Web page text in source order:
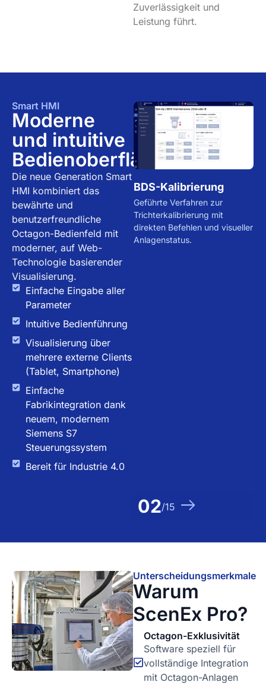
Zuverlässigkeit und
Leistung führt.
Smart HMI
Moderne
und intuitive
Bedienoberfläche
Die neue Generation Smart
HMI kombiniert das
bewährte und
benutzerfreundliche
Octagon-Bedienfeld mit
moderner, auf Web-
Technologie basierender
Visualisierung.
Einfache Eingabe aller
Parameter
Intuitive Bedienführung
Visualisierung über
mehrere externe Clients
(Tablet, Smartphone)
Einfache
Fabrikintegration dank
neuem, modernem
Siemens S7
Steuerungssystem
Bereit für Industrie 4.0
Profilanalyse
Kartesische und polare
Visualisierung mit Seite-an-
vollständigen Statistiken
(Durchschnitt, Min, Max,
Toleranz).
BDS-Kalibrierung
Geführte Verfahren zur
Trichterkalibrierung mit
direkten Befehlen und visueller
Anlagenstatus.
02/15
Unterscheidungsmerkmale
Warum
ScenEx Pro?
Octagon-Exklusivität
Software speziell für
vollständige Integration
mit Octagon-Anlagen